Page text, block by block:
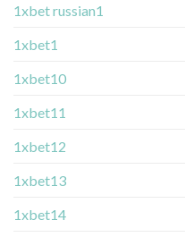
1xbet russian1
1xbet1
1xbet10
1xbet11
1xbet12
1xbet13
1xbet14